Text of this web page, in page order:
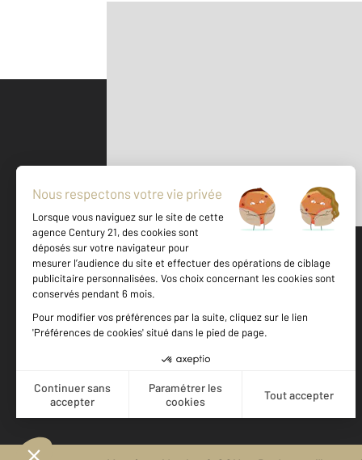
500 m ©Mappy
Votre agence est notée
Achat